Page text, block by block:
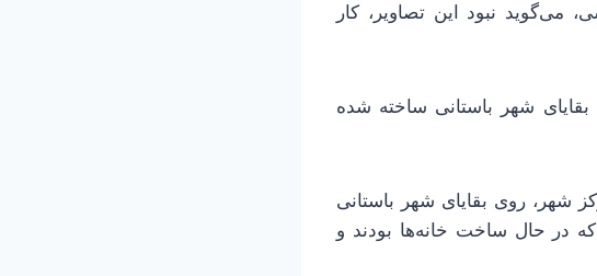
می‌گوید نبود این تصاویر، کار
شهر باستانی ساخته شده
شهر، روی بقایای شهر باستانی
در حال ساخت خانه‌ها بودند و